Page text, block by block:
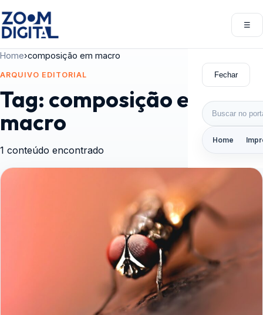
☰
Fechar
Buscar por:
Home
Home›composição em macro
ARQUIVO EDITORIAL
Tag: composição em
macro
1 conteúdo encontrado